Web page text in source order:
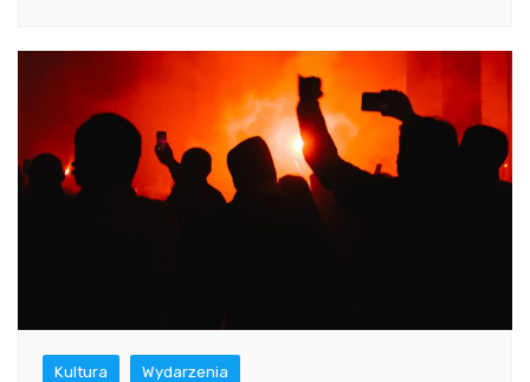
Kultura Wydarzenia